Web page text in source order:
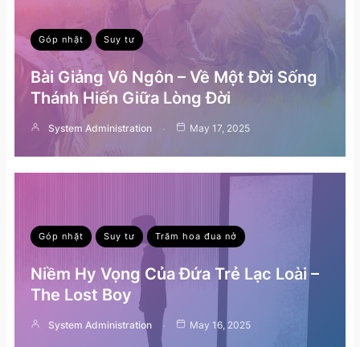
Góp nhặt Suy tư
Bài Giảng Vô Ngôn – Về Một Đời Sống
Thánh Hiến Giữa Lòng Đời
System Administration May 17, 2025
Góp nhặt Suy tư Trăm hoa đua nở
Niềm Hy Vọng Của Đứa Trẻ Lạc Loài –
The Lost Boy
System Administration May 16, 2025